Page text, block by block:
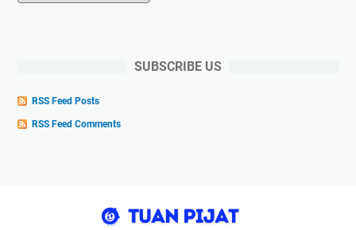
SUBSCRIBE US
RSS Feed Posts
RSS Feed Comments